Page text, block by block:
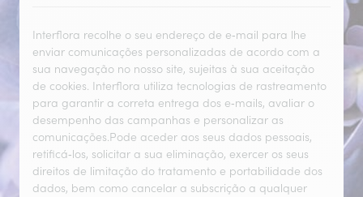
Interflora recolhe o seu endereço de e‑mail para lhe
enviar comunicações personalizadas de acordo com a
sua navegação no nosso site, sujeitas à sua aceitação
de cookies. Interflora utiliza tecnologias de rastreamento
para garantir a correta entrega dos e‑mails, avaliar o
desempenho das campanhas e personalizar as
comunicações.Pode aceder aos seus dados pessoais,
retificá‑los, solicitar a sua eliminação, exercer os seus
direitos de limitação do tratamento e portabilidade dos
dados, bem como cancelar a subscrição a qualquer